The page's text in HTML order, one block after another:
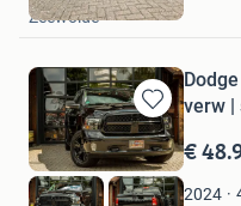
Favorieten
Zeewolde
Bewaren
in
Mijn
Favorieten
verw |
€
2024